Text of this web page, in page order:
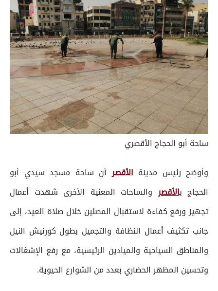
ساحة أبو الحجاج الأقصري
وأوضح رئيس مدينةالأقصرأن ساحة مسجد سيدي أبو
الحجاج بالأقصروالساحات المعنية الأخرى شهدت أعمال
تجهيز ورفع كفاءة لاستقبال المصلين خلال صلاة العيد، إلى
جانب تكثيف أعمال النظافة والتجميل بطول كورنيش النيل
والمناطق السياحية والميادين الرئيسية، مع رفع الإشغالات
وتحسين المظهر الحضاري بعدد من الشوارع الحيوية.